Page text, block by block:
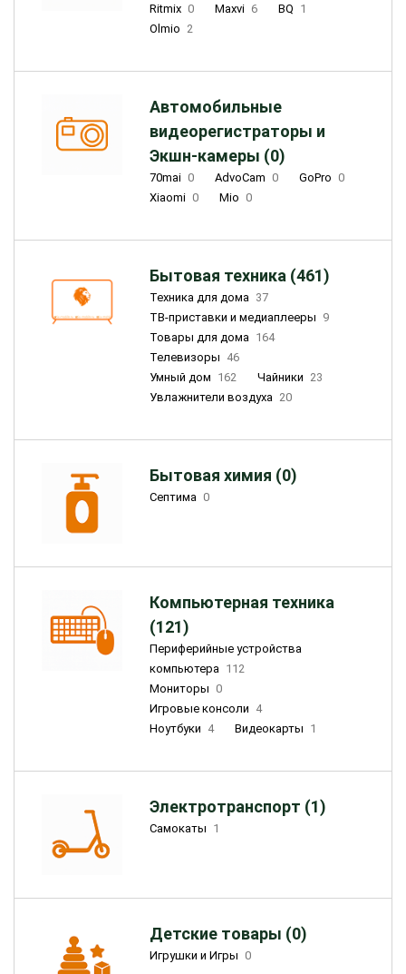
Ritmix 0 Maxvi 6 BQ 1
Olmio 2
Автомобильные
видеорегистраторы и
Экшн-камеры (0)
70mai 0 AdvoCam 0 GoPro 0
Xiaomi 0 Mio 0
Бытовая техника (461)
Техника для дома 37
ТВ-приставки и медиаплееры 9
Товары для дома 164
Телевизоры 46
Умный дом 162 Чайники 23
Увлажнители воздуха 20
Бытовая химия (0)
Септима 0
Компьютерная техника
(121)
Периферийные устройства
компьютера 112
Мониторы 0
Игровые консоли 4
Ноутбуки 4 Видеокарты 1
Электротранспорт (1)
Самокаты 1
Детские товары (0)
Игрушки и Игры 0